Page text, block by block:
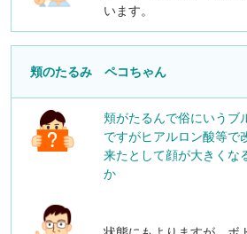
います。
頬のたるみ ペコちゃん
頬がたるんで俗にいうブ
ですがヒアルロン酸等で
来たとして顔が大きくな
か